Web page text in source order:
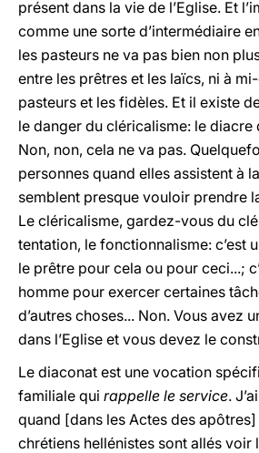
présent dans la vie de l’Eglise. Et
comme une sorte d’intermédiaire
les pasteurs ne va pas bien non
entre les prêtres et les laïcs, ni à
pasteurs et les fidèles. Et il existe
le danger du cléricalisme: le
Non, non, cela ne va pas.
personnes quand elles assistent à
semblent presque vouloir prendre
Le cléricalisme, gardez-vous du
tentation, le fonctionnalisme: c’est
le prêtre pour cela ou pour ceci...;
homme pour exercer certaines
d’autres choses... Non. Vous avez
dans l’Eglise et vous devez le
Le diaconat est une vocation
familiale qui rappelle le service.
quand [dans les Actes des
chrétiens hellénistes sont allés voir